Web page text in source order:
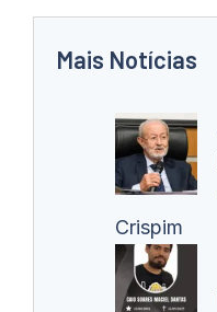
Mais Notícias
Crispim